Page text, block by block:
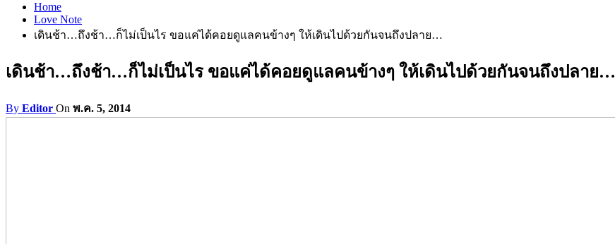
Home
Love Note
เดินช้า…ถึงช้า…ก็ไม่เป็นไร ขอแค่ได้คอยดูแลคนข้างๆ ให้เดินไปด้วยกันจนถึงปลาย…
เดินช้า…ถึงช้า…ก็ไม่เป็นไร ขอแค่ได้คอยดูแลคนข้างๆ ให้เดินไปด้วยกันจนถึงปลาย…
By Editor On พ.ค. 5, 2014